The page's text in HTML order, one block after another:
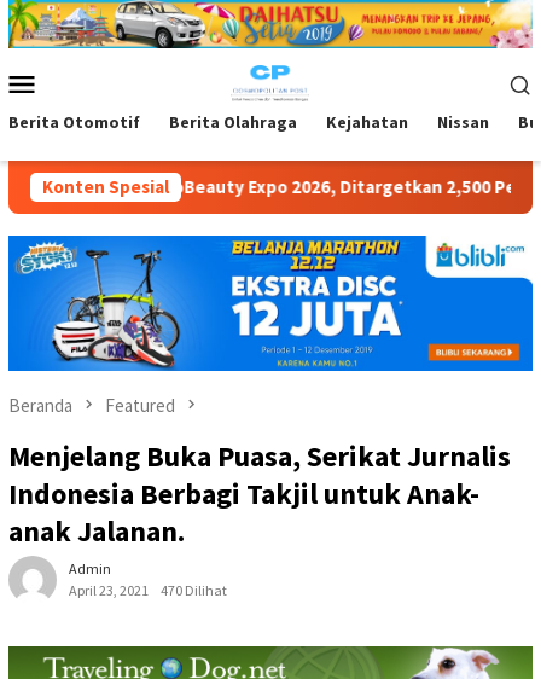
Loncat
ke
Mobile
Berita Otomotif Berita Olahraga Kejahatan Nissan
Konten Spesial
Expo 2026, Ditargetkan 2,500 Pengunjung Perhari Siap
Beranda Featured
Menjelang Buka Puasa, Serikat Jurnalis
Indonesia Berbagi Takjil untuk Anak-
anak Jalanan.
Admin
April 23, 2021
470 Dilihat